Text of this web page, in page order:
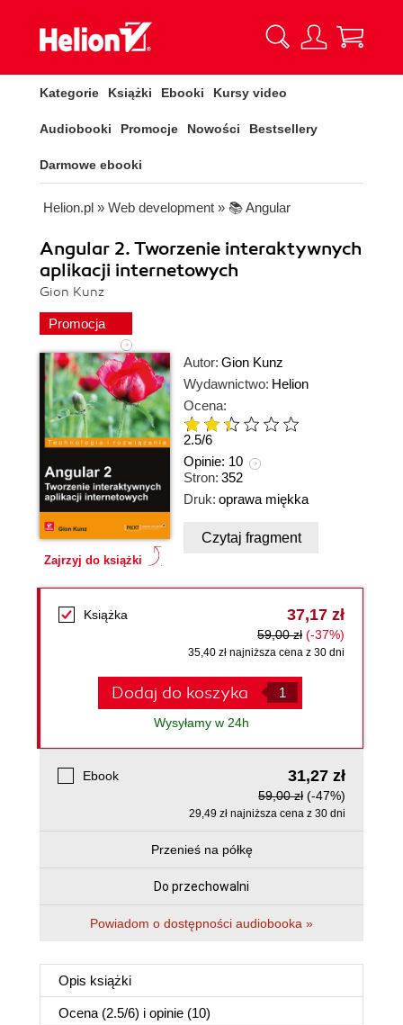
Kategorie Książki Ebooki Kursy video
Audiobooki Promocje Nowości Bestsellery
Darmowe ebooki
Helion.pl » Web development » 📚 Angular
Angular 2. Tworzenie interaktywnych
aplikacji internetowych
Gion Kunz
Promocja
Zajrzyj do książki
Autor: Gion Kunz
Wydawnictwo: Helion
Ocena:
2.5/6
Opinie: 10
Stron: 352
Druk: oprawa miękka
Czytaj fragment
Książka 37,17 zł
59,00 zł (-37%)
35,40 zł najniższa cena z 30 dni
Dodaj do koszyka
Wysyłamy w 24h
Ebook 31,27 zł
59,00 zł (-47%)
29,49 zł najniższa cena z 30 dni
Przenieś na półkę
Do przechowalni
Powiadom o dostępności audiobooka »
Opis książki
Ocena (2.5/6) i opinie (10)